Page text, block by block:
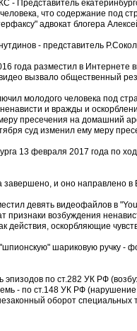
Представитель
что содержание под
адвокат блогера
- представитель
года разместил в Интернете
вызвало общественный
молодого человека под
и вражды и
пресечения на домашний
суд изменил ему меру
13 февраля 2017 года по
и оно направлено в
девять видеофайлов в
признаки возбуждения
действия, оскорбляющие
шариковую ручку -
эпизодов по ст.282 УК РФ
- по ст.148 УК РФ
оборот специальных